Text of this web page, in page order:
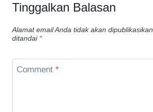
Tinggalkan Balasan
Alamat email Anda tidak akan dipublikasikan.
ditandai *
Comment *